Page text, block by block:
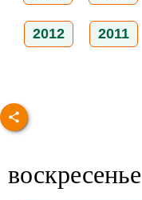
2012 2011
воскресенье